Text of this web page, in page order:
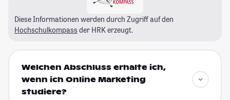
Diese Informationen werden durch Zugriff auf den
Hochschulkompass der HRK erzeugt.
Welchen Abschluss erhalte ich,
wenn ich Online Marketing
studiere?